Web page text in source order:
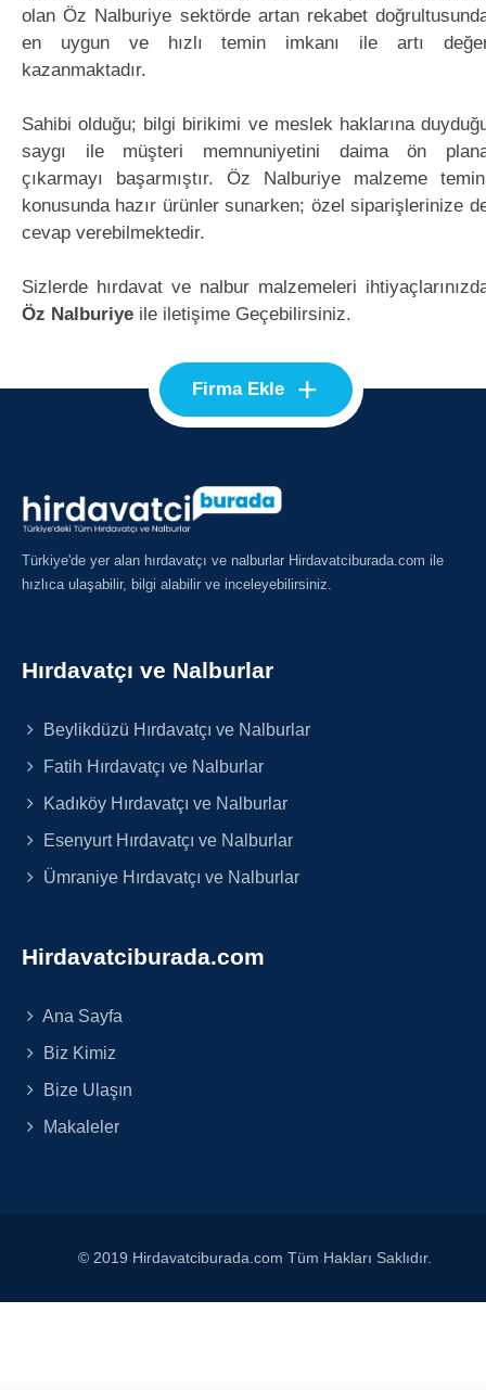
olan Öz Nalburiye sektörde artan rekabet
en uygun ve hızlı temin imkanı ile artı
kazanmaktadır.
Sahibi olduğu; bilgi birikimi ve meslek haklarına
saygı ile müşteri memnuniyetini daima ön
çıkarmayı başarmıştır. Öz Nalburiye malzeme
konusunda hazır ürünler sunarken; özel siparişlerinize
cevap verebilmektedir.
Sizlerde hırdavat ve nalbur malzemeleri
Öz Nalburiye ile iletişime Geçebilirsiniz.
Firma Ekle +
Türkiye'de yer alan hırdavatçı ve nalburlar Hirdavatciburada.com ile
hızlıca ulaşabilir, bilgi alabilir ve inceleyebilirsiniz.
Hırdavatçı ve Nalburlar
Beylikdüzü Hırdavatçı ve Nalburlar
Fatih Hırdavatçı ve Nalburlar
Kadıköy Hırdavatçı ve Nalburlar
Esenyurt Hırdavatçı ve Nalburlar
Ümraniye Hırdavatçı ve Nalburlar
Hirdavatciburada.com
Ana Sayfa
Biz Kimiz
Bize Ulaşın
Makaleler
© 2019 Hirdavatciburada.com Tüm Hakları Saklıdır.